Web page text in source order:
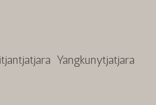
Yangkunytjatjara